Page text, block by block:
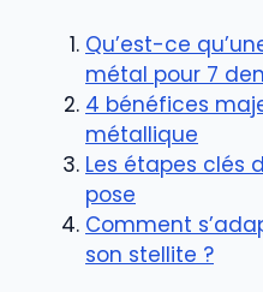
Qu’est-ce
métal pour 7
4 bénéfices
métallique
Les étapes clés
pose
Comment
son stellite ?